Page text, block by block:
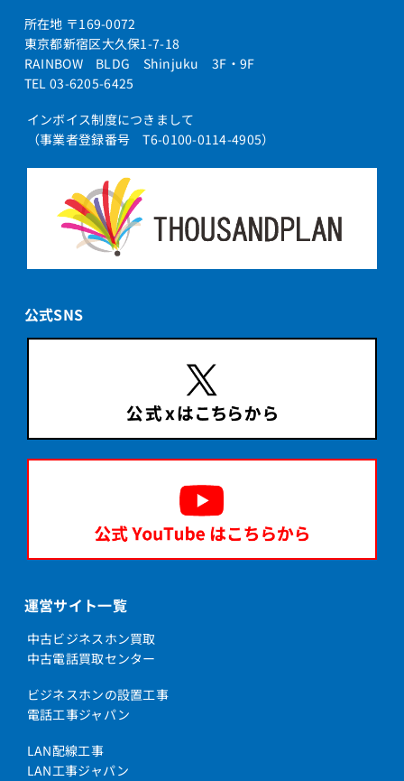
所在地 〒169-0072
東京都新宿区大久保1-7-18
RAINBOW BLDG Shinjuku 3F・9F
TEL 03-6205-6425
インボイス制度につきまして
（事業者登録番号 T6-0100-0114-4905）
公式SNS
運営サイト一覧
中古ビジネスホン買取
中古電話買取センター
ビジネスホンの設置工事
電話工事ジャパン
LAN配線工事
LAN工事ジャパン